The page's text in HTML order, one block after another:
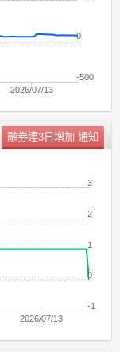
2026/07/13
0
-500
單位：張
2026/07/13
-1
0
1
2
3